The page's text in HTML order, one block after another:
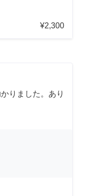
¥2,300
りました。あり